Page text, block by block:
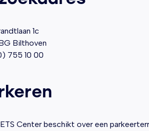
1c
Bilthoven
755 10 00
Center beschikt over een